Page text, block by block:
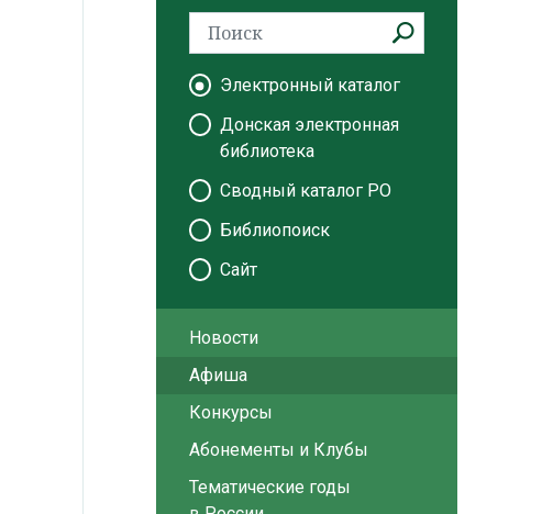
Электронный каталог
Донская электронная
библиотека
Сводный каталог РО
Библиопоиск
Сайт
Новости
Афиша
Конкурсы
Абонементы и Клубы
Тематические годы